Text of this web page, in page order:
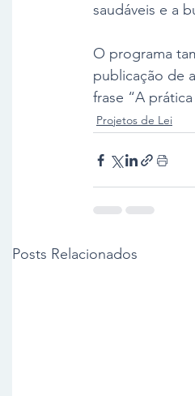
saudáveis e a
O programa
publicação de
frase “A
Projetos de Lei
Posts Relacionados